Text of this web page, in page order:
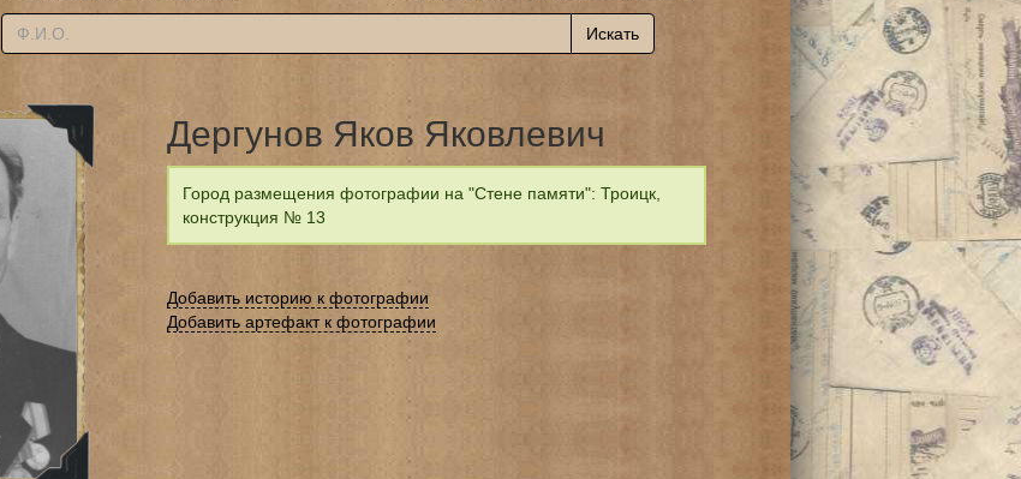
Дергунов Яков Яковлевич
Город размещения фотографии на "Стене памяти": Троицк,
конструкция № 13
Добавить историю к фотографии
Добавить артефакт к фотографии